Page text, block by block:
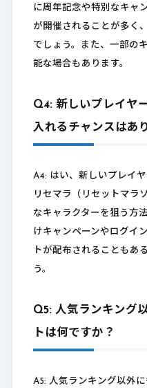
に周年記念や特別なキャ
が開催されることが多く
でしょう。また、一部の
能な場合もあります。
Q4: 新しいプレイヤ
入れるチャンスはあ
A4: はい、新しいプレイ
リセマラ（リセットマラ
なキャラクターを狙う方
けキャンペーンやログイ
トが配布されることもあ
う。
Q5: 人気ランキング
トは何ですか？
A5: 人気ランキング以外